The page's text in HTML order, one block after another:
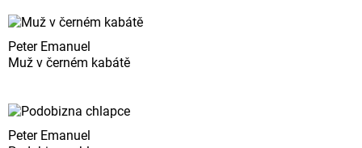
Peter Emanuel
Muž v černém kabátě
Peter Emanuel